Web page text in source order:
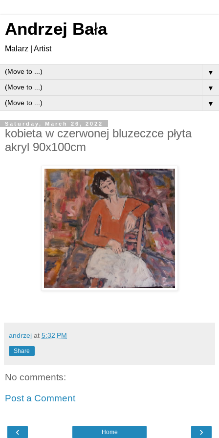
Andrzej Bała
Malarz | Artist
▼
▼
▼
Saturday, March 26, 2022
kobieta w czerwonej bluzeczce płyta
akryl 90x100cm
andrzej at 5:32 PM
Share
No comments:
Post a Comment
‹ ›
Home